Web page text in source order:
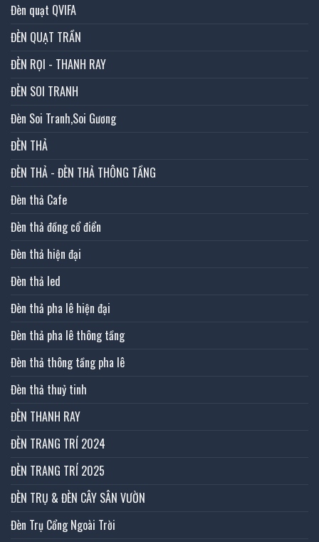
Đèn quạt QVIFA
ĐÈN QUẠT TRẦN
ĐÈN RỌI - THANH RAY
ĐÈN SOI TRANH
Đèn Soi Tranh,Soi Gương
ĐÈN THẢ
ĐÈN THẢ - ĐÈN THẢ THÔNG TẦNG
Đèn thả Cafe
Đèn thả đồng cổ điển
Đèn thả hiện đại
Đèn thả led
Đèn thả pha lê hiện đại
Đèn thả pha lê thông tầng
Đèn thả thông tầng pha lê
Đèn thả thuỷ tinh
ĐÈN THANH RAY
ĐÈN TRANG TRÍ 2024
ĐÈN TRANG TRÍ 2025
ĐÈN TRỤ & ĐÈN CÂY SÂN VƯỜN
Đèn Trụ Cổng Ngoài Trời